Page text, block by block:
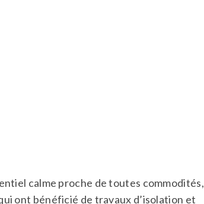
calme proche de toutes commodités,
ont bénéficié de travaux d’isolation et